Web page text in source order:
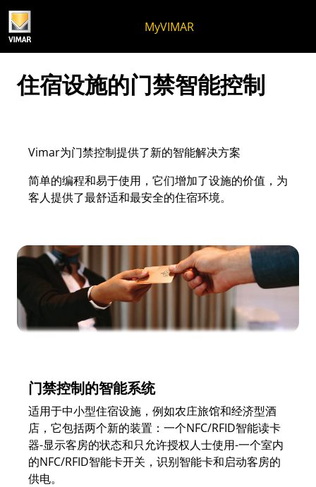
MyVIMAR
住宿设施的门禁智能控制
Vimar为门禁控制提供了新的智能解决方案
简单的编程和易于使用，它们增加了设施的价值，为
客人提供了最舒适和最安全的住宿环境。
门禁控制的智能系统
适用于中小型住宿设施，例如农庄旅馆和经济型酒
店，它包括两个新的装置：一个NFC/RFID智能读卡
器-显示客房的状态和只允许授权人士使用-一个室内
的NFC/RFID智能卡开关，识别智能卡和启动客房的
供电。